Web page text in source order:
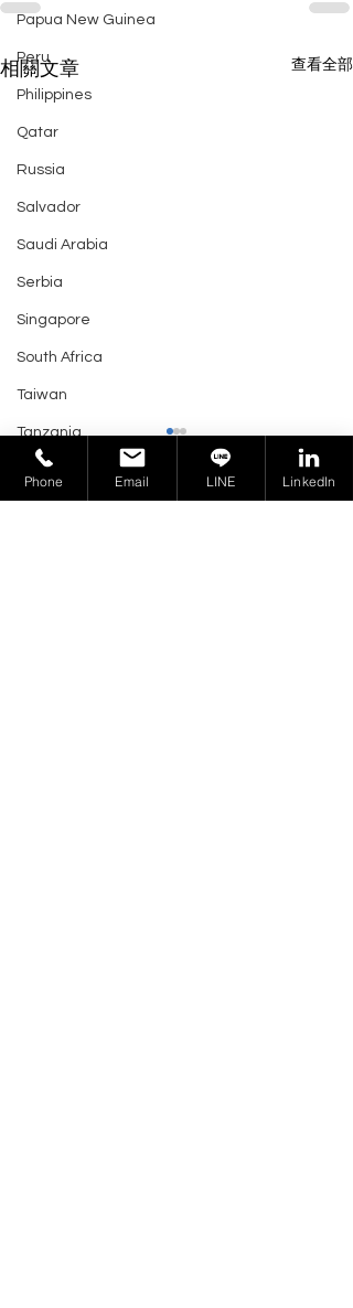
Papua New Guinea
Peru
Philippines
Qatar
Russia
Salvador
Saudi Arabia
Serbia
Singapore
South Africa
Taiwan
Tanzania
Thailand
相關文章 查看全部
業務洽詢 >
Phone Email LINE LinkedIn